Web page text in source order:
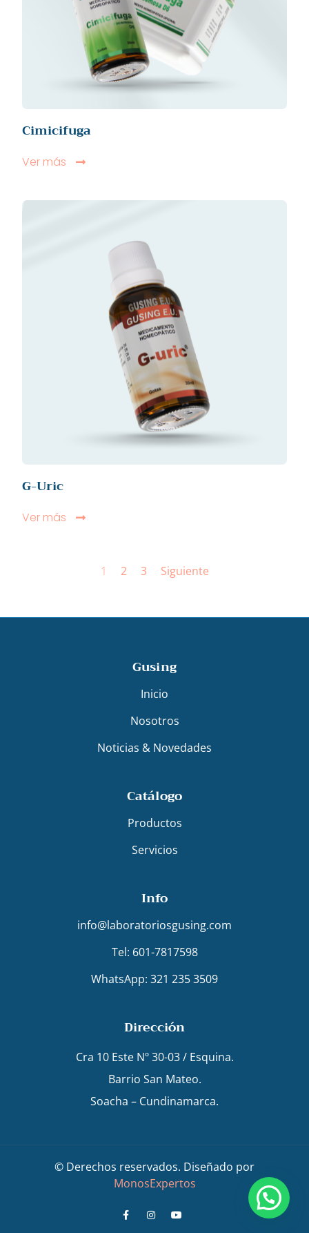
Cimicifuga
Ver más
G-Uric
Ver más
1 2 3 Siguiente
Gusing
Inicio
Nosotros
Noticias & Novedades
Catálogo
Productos
Servicios
Info
info@laboratoriosgusing.com
Tel: 601-7817598
WhatsApp: 321 235 3509
Dirección
Cra 10 Este Nº 30-03 / Esquina.
Barrio San Mateo.
Soacha – Cundinamarca.
© Derechos reservados. Diseñado por
MonosExpertos